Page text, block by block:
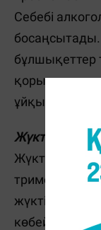
Себебі
бұлшықеттер
қорылды
ұйқы циклін
Жүктілік
Жүкті
триместрде
жүктілік
көбейеді. Ал